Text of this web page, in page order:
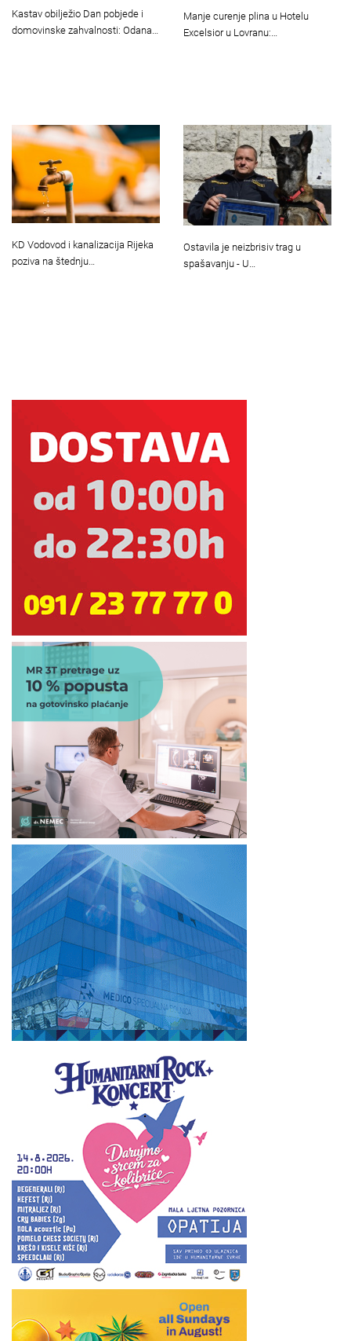
Kastav obilježio Dan pobjede i
domovinske zahvalnosti: Odana…
Manje curenje plina u Hotelu
Excelsior u Lovranu:…
KD Vodovod i kanalizacija Rijeka
poziva na štednju…
Ostavila je neizbrisiv trag u
spašavanju - U…